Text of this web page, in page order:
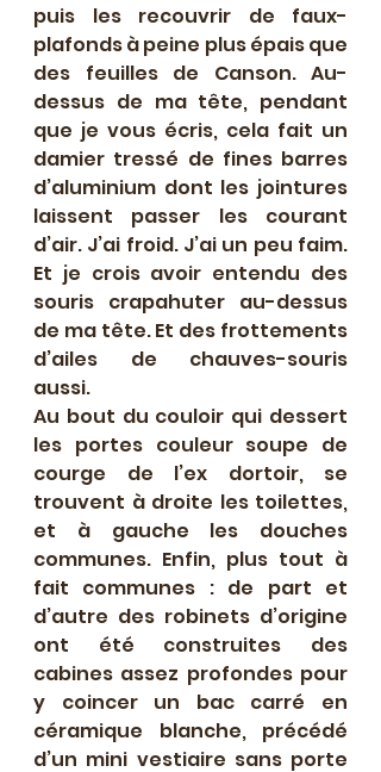
puis les recouvrir de faux-
plafonds à peine plus épais que
des feuilles de Canson. Au-
dessus de ma tête, pendant
que je vous écris, cela fait un
damier tressé de fines barres
d’aluminium dont les jointures
laissent passer les courant
d’air. J’ai froid. J’ai un peu faim.
Et je crois avoir entendu des
souris crapahuter au-dessus
de ma tête. Et des frottements
d’ailes de chauves-souris
aussi.
Au bout du couloir qui dessert
les portes couleur soupe de
courge de l’ex dortoir, se
trouvent à droite les toilettes,
et à gauche les douches
communes. Enfin, plus tout à
fait communes : de part et
d’autre des robinets d’origine
ont été construites des
cabines assez profondes pour
y coincer un bac carré en
céramique blanche, précédé
d’un mini vestiaire sans porte